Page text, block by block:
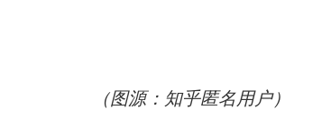
（图源：知乎匿名用户）